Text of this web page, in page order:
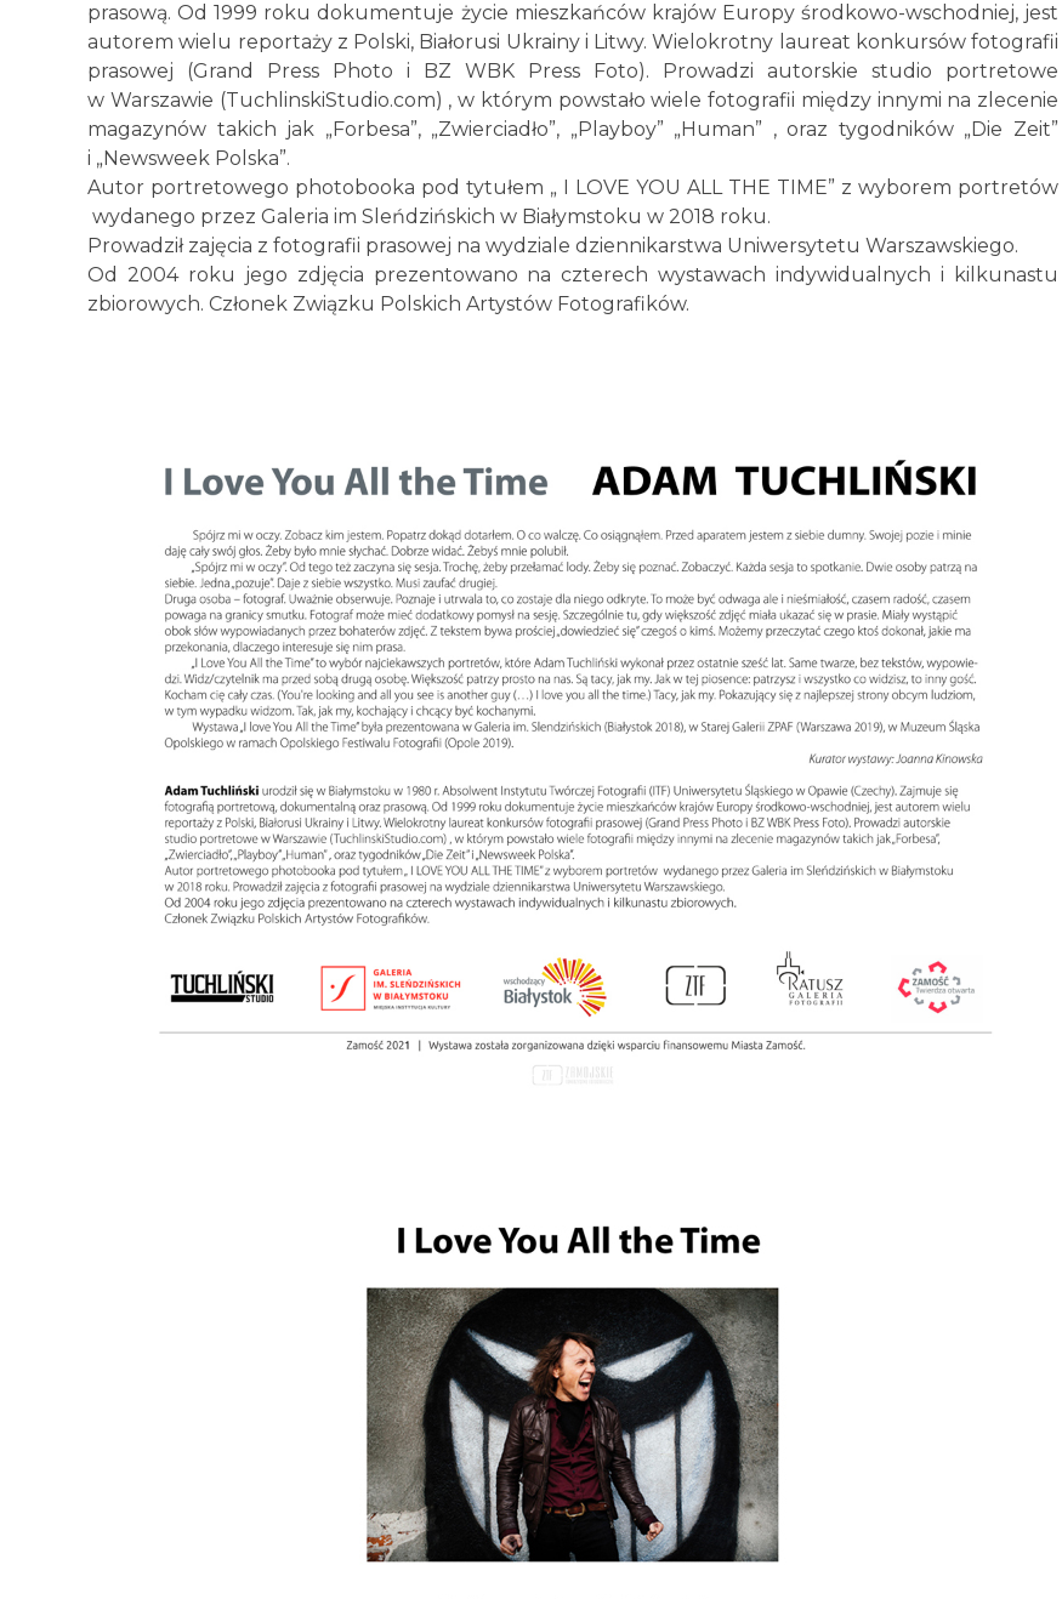
prasową. Od 1999 roku dokumentuje życie mieszkańców krajów Europy środkowo-wschodniej, jest
autorem wielu reportaży z Polski, Białorusi Ukrainy i Litwy. Wielokrotny laureat konkursów fotografii
prasowej (Grand Press Photo i BZ WBK Press Foto). Prowadzi autorskie studio portretowe
w Warszawie (TuchlinskiStudio.com) , w którym powstało wiele fotografii między innymi na zlecenie
magazynów takich jak „Forbesa”, „Zwierciadło”, „Playboy” „Human” , oraz tygodników „Die Zeit”
i „Newsweek Polska”.
Autor portretowego photobooka pod tytułem „ I LOVE YOU ALL THE TIME” z wyborem portretów
wydanego przez Galeria im Sleńdzińskich w Białymstoku w 2018 roku.
Prowadził zajęcia z fotografii prasowej na wydziale dziennikarstwa Uniwersytetu Warszawskiego.
Od 2004 roku jego zdjęcia prezentowano na czterech wystawach indywidualnych i kilkunastu
zbiorowych. Członek Związku Polskich Artystów Fotografików.